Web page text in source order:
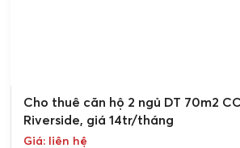
Cho thuê căn hộ 2 ngủ DT 70m2
Riverside, giá 14tr/tháng
Giá: liên hệ